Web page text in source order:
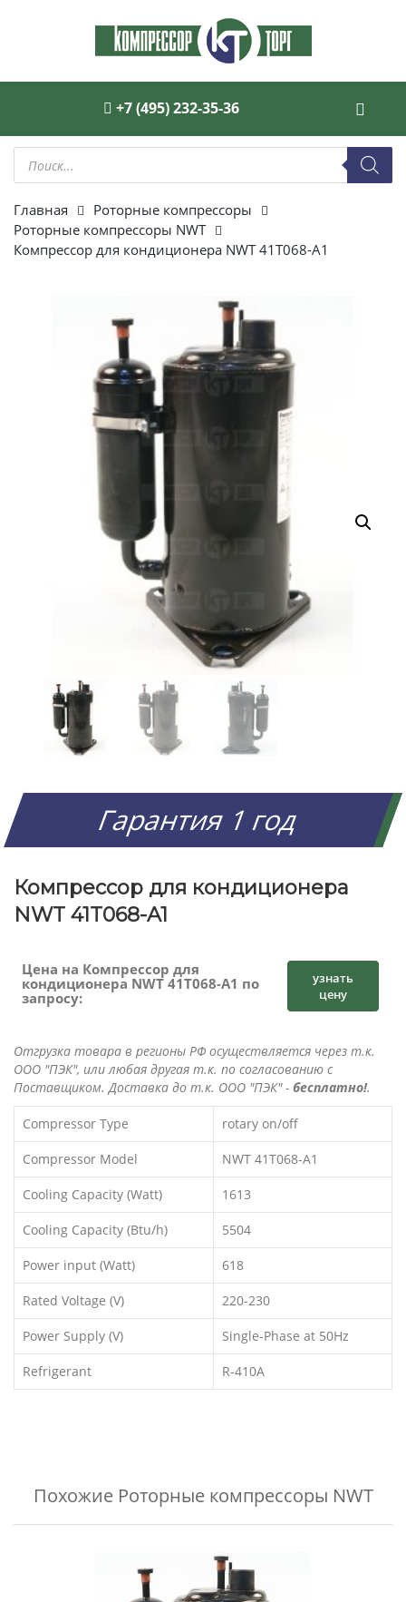
+7 (495) 232-35-36
Поиск
товаров
Главная
Роторные компрессоры
Роторные компрессоры NWT
Компрессор для кондиционера NWT 41T068-A1
Гарантия 1 год
Компрессор для кондиционера
NWT 41T068-A1
Цена на Компрессор для
кондиционера NWT 41T068-A1 по
запросу:
узнать
цену
Отгрузка товара в регионы РФ осуществляется через т.к.
ООО "ПЭК", или любая другая т.к. по согласованию с
Поставщиком. Доставка до т.к. ООО "ПЭК" - бесплатно!.
Compressor Type rotary on/off
Compressor Model NWT 41T068-A1
Cooling Capacity (Watt) 1613
Cooling Capacity (Btu/h) 5504
Power input (Watt) 618
Rated Voltage (V) 220-230
Power Supply (V) Single-Phase at 50Hz
Refrigerant R-410A
Похожие Роторные компрессоры NWT